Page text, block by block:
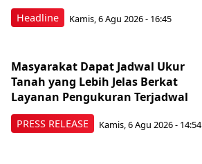
Headline Kamis, 6 Agu 2026 - 16:45
PRESS RELEASE
Masyarakat Dapat Jadwal Ukur
Tanah yang Lebih Jelas Berkat
Layanan Pengukuran Terjadwal
Kamis, 6 Agu 2026 - 14:54